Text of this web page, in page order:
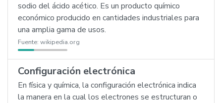
sodio del ácido acético. Es un producto químico
económico producido en cantidades industriales para
una amplia gama de usos.
Fuente: wikipedia.org
Configuración electrónica
En física y química, la configuración electrónica indica
la manera en la cual los electrones se estructuran o